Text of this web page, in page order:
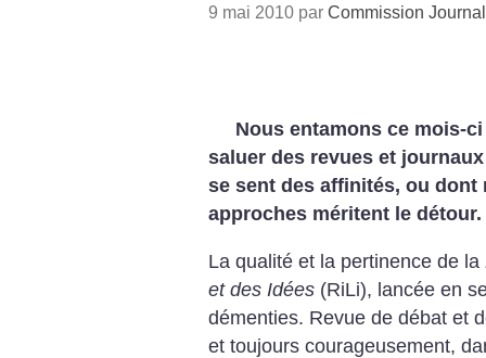
9 mai 2010 par Commission Journal
Nous entamons ce mois-
saluer des revues et
se sent des affinités, ou dont
approches méritent le détour.
La qualité et la pertinence de la
et des Idées (RiLi), lancée en
démenties. Revue de débat et
et toujours courageusement,